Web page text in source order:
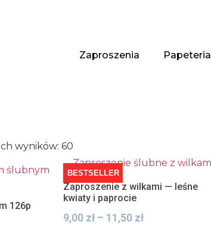
Zaproszenia Papeteria
wyników: 60
126p
BESTSELLER
Zaproszenie z wilkami — leśne
kwiaty i paprocie
9,00 zł – 11,50 zł